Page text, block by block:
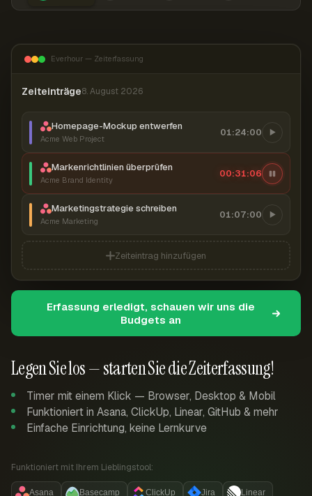
Legen Sie los — starten Sie die Zeiterfassung!
Timer mit einem Klick — Browser, Desktop & Mobil
Funktioniert in Asana, ClickUp, Linear, GitHub & mehr
Einfache Einrichtung, keine Lernkurve
Funktioniert mit Ihrem Lieblingstool:
Asana Basecamp ClickUp Jira Linear
Everhour — Zeiterfassung
Zeiteinträge8. August 2026
Homepage-Mockup entwerfen
Acme Web Project
01:24:00
Markenrichtlinien überprüfen
Acme Brand Identity
00:31:07
Marketingstrategie schreiben
Acme Marketing
01:07:00
Zeiteintrag hinzufügen
Erfassung erledigt, schauen wir uns die
Budgets an